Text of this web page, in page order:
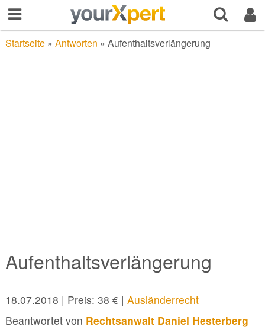
Startseite» Antworten » Aufenthaltsverlängerung
Aufenthaltsverlängerung
18.07.2018 | Preis: 38 € | Ausländerrecht
Beantwortet von Rechtsanwalt Daniel Hesterberg